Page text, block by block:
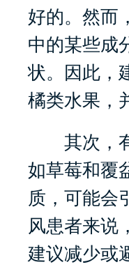
好的。然而
中的某些成
状。因此，
橘类水果，
其次，有
如草莓和覆
质，可能会
风患者来说
建议减少或